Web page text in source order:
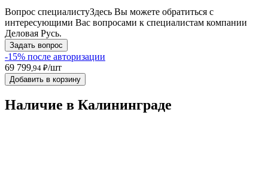
Вопрос специалистуЗдесь Вы можете обратиться с
интересующими Вас вопросами к специалистам компании
Деловая Русь.
Задать вопрос
-15% после авторизации
69 799 ,94 ₽/шт
Добавить в корзину
Наличие в Калининградe